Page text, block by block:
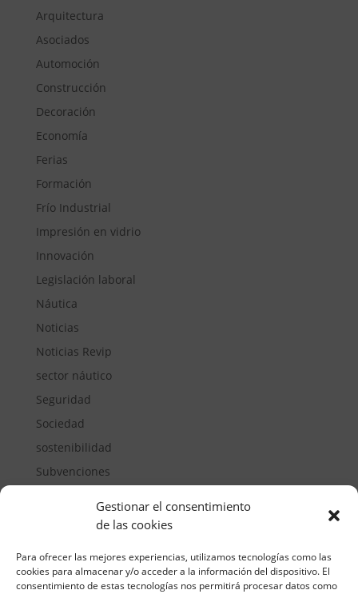
Gestionar el consentimiento
de las cookies
Para ofrecer las mejores experiencias, utilizamos tecnologías como las
cookies para almacenar y/o acceder a la información del dispositivo. El
consentimiento de estas tecnologías nos permitirá procesar datos como
Arquitectura
Asociados
Automoción
Construcción
Decoración
Economía
Ferias
Formación
Frío Industrial
Impresión en vidrio
Innovación
Legislación laboral
Náutica
Noticias
Noticias Revip
sector náutico
Seguridad
Sociedad
sostenibilidad
Subvenciones